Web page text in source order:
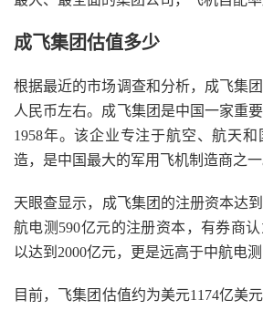
成飞集团估值多少
根据最近的市场调查和分析，成飞集
人民币左右。成飞集团是中国一家重
1958年。该企业专注于航空、航天和
造，是中国最大的军用飞机制造商之一
天眼查显示，成飞集团的注册资本达
航电测590亿元的注册资本，有券商
以达到2000亿元，更是远高于中航电测
目前，飞集团估值约为美元1174亿美